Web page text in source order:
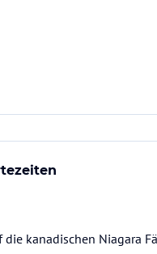
kanadischen Niagara